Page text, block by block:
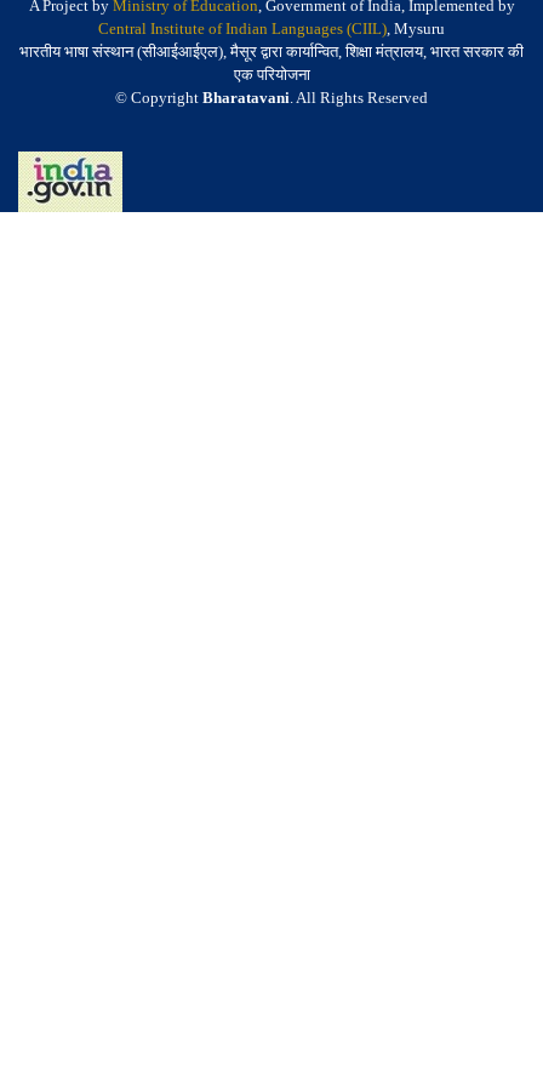
A Project by Ministry of Education, Government of India, Implemented by
Central Institute of Indian Languages (CIIL), Mysuru
भारतीय भाषा संस्थान (सीआईआईएल), मैसूर द्वारा कार्यान्वित, शिक्षा मंत्रालय, भारत सरकार की
एक परियोजना
© Copyright Bharatavani. All Rights Reserved